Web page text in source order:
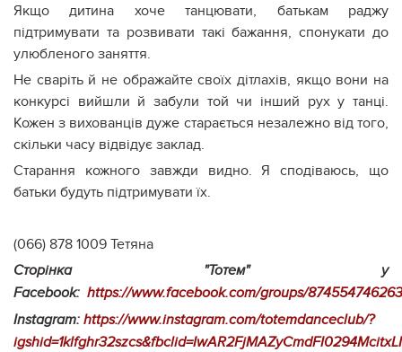
Якщо дитина хоче танцювати, батькам раджу
підтримувати та розвивати такі бажання, спонукати до
улюбленого заняття.
Не сваріть й не ображайте своїх дітлахів, якщо вони на
конкурсі вийшли й забули той чи інший рух у танці.
Кожен з вихованців дуже старається незалежно від того,
скільки часу відвідує заклад.
Старання кожного завжди видно. Я сподіваюсь, що
батьки будуть підтримувати їх.
(066) 878 1009 Тетяна
Сторінка "Тотем" у
Facebook: https://www.facebook.com/groups/
Instagram: https://www.instagram.com/totemdanceclub/?